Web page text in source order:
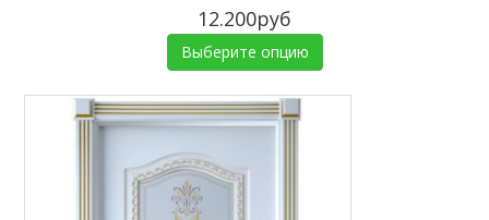
12.200руб
Выберите опцию